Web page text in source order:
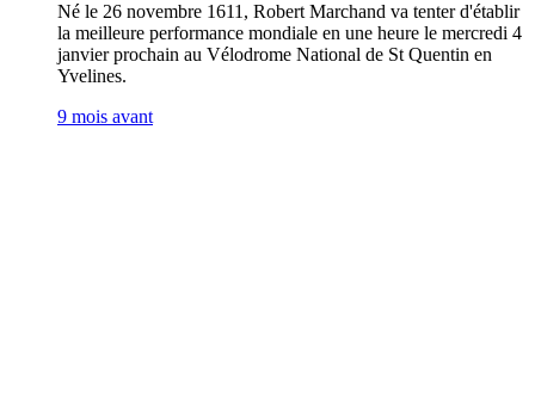
Né le 26 novembre 1611, Robert Marchand va tenter d'établir
la meilleure performance mondiale en une heure le mercredi 4
janvier prochain au Vélodrome National de St Quentin en
Yvelines.
9 mois avant